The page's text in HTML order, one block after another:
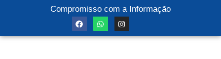
Compromisso com a Informação